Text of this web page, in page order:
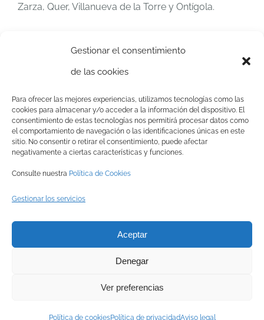
Gestionar el consentimiento
de las cookies
Para ofrecer las mejores experiencias, utilizamos tecnologías como las
cookies para almacenar y/o acceder a la información del dispositivo. El
consentimiento de estas tecnologías nos permitirá procesar datos como
el comportamiento de navegación o las identificaciones únicas en este
sitio. No consentir o retirar el consentimiento, puede afectar
negativamente a ciertas características y funciones.
Consulte nuestra Política de Cookies
Gestionar los servicios
Aceptar
Denegar
Ver preferencias
Política de cookiesPolítica de privacidadAviso legal
Zarza, Quer, Villanueva de la Torre y Ontígola.
Política de privacidad
Canal interno de información
FacebookInstagram
X YouTubeLinkedIn